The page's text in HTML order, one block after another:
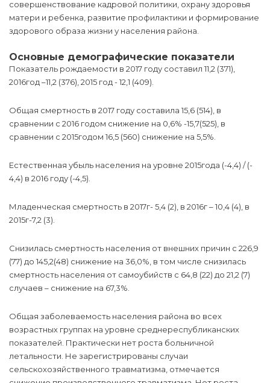
совершенствование кадровой политики, охрану здоровья
матери и ребенка, развитие профилактики и формирование
здорового образа жизни у населения района.
Основные демографические показатели
Показатель рождаемости в 2017 году составил 11,2 (371),
2016год –11,2 (376), 2015 год - 12,1 (409).
Общая смертность в 2017 году составила 15,6 (514), в
сравнении с 2016 годом снижение на 0,6% -15,7(525), в
сравнении с 2015годом 16,5 (560) снижение на 5,5%.
Естественная убыль населения на уровне 2015года (-4,4) / (-
4,4) в 2016 году (-4,5).
Младенческая смертность в 2017г- 5,4 (2), в 2016г – 10,4 (4), в
2015г-7,2 (3).
Снизилась смертность населения от внешних причин с 226,9
(77) до 145,2(48) снижение на 36,0%, в том числе снизилась
смертность населения от самоубийств с 64,8 (22) до 21,2 (7)
случаев – снижение на 67,3%.
Общая заболеваемость населения района во всех
возрастных группах на уровне среднереспубликанских
показателей. Практически нет роста больничной
летальности. Не зарегистрированы случаи
сельскохозяйственного травматизма, отмечается